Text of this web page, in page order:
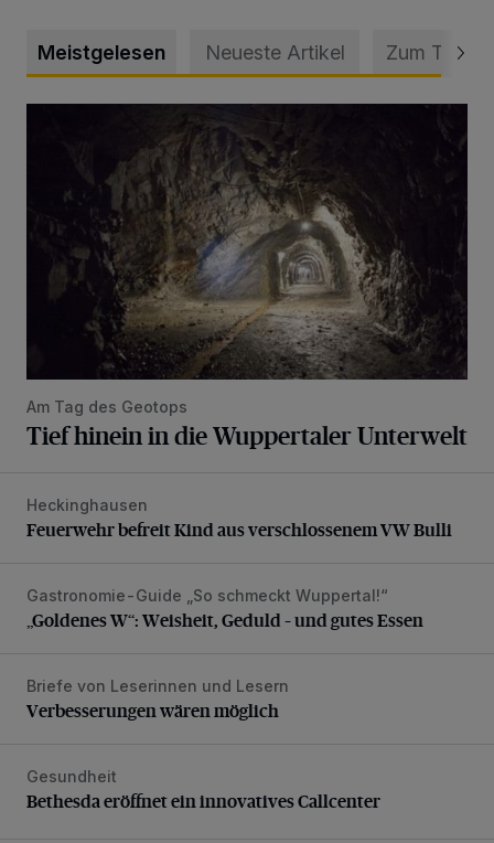
Meistgelesen Neueste Artikel Zum Thema
Am Tag des Geotops
Tief hinein in die Wuppertaler Unterwelt
Feuerwehr befreit Kind aus verschlossenem VW Bulli
Heckinghausen
Feuerwehr befreit Kind aus verschlossenem VW Bulli
„Goldenes W“: Weisheit, Geduld – und gutes Essen
Gastronomie-Guide „So schmeckt Wuppertal!“
„Goldenes W“: Weisheit, Geduld – und gutes Essen
Verbesserungen wären möglich
Briefe von Leserinnen und Lesern
Verbesserungen wären möglich
Bethesda eröffnet ein innovatives Callcenter
Gesundheit
Bethesda eröffnet ein innovatives Callcenter